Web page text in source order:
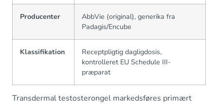
Producenter
AbbVie (original), generika fra
Padagis/Encube
Klassifikation
Receptpligtig dagligdosis,
kontrolleret EU Schedule III-
præparat
Transdermal testosterongel markedsføres primært